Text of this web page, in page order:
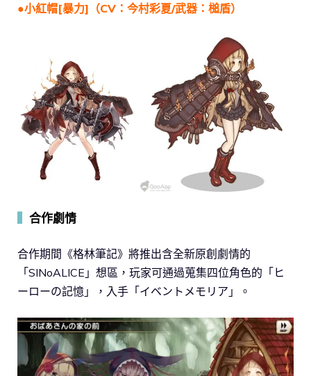
●小紅帽[暴力]（CV：今村彩夏/武器：槌盾）
合作劇情
合作期間《格林筆記》將推出含全新原創劇情的
「SINoALICE」想區，玩家可通過蒐集四位角色的「ヒ
ーローの記憶」，入手「イベントメモリア」。